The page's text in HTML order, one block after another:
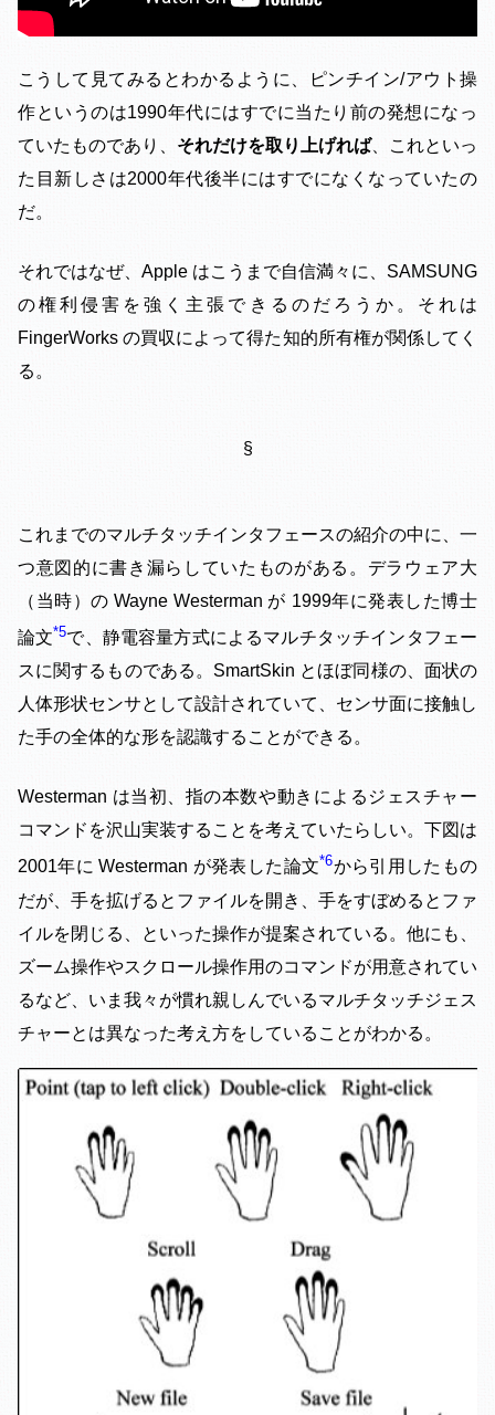
こうして見てみるとわかるように、ピンチイン/アウト操
作というのは1990年代にはすでに当たり前の発想になっ
ていたものであり、 それだけを取り上げれば、これといっ
た目新しさは2000年代後半にはすでになくなっていたの
だ。
それではなぜ、Apple はこうまで自信満々に、SAMSUNG
の権利侵害を強く主張できるのだろうか。それは
FingerWorks の買収によって得た知的所有権が関係してく
る。
§
これまでのマルチタッチインタフェースの紹介の中に、一
つ意図的に書き漏らしていたものがある。デラウェア大
（当時）の Wayne Westerman が 1999年に発表した博士
論文 5で、静電容量方式によるマルチタッチインタフェー
スに関するものである。SmartSkin とほぼ同様の、面状の
人体形状センサとして設計されていて、センサ面に接触し
た手の全体的な形を認識することができる。
Westerman は当初、指の本数や動きによるジェスチャー
コマンドを沢山実装することを考えていたらしい。下図は
2001年に Westerman が発表した論文 6から引用したもの
だが、手を拡げるとファイルを開き、手をすぼめるとファ
イルを閉じる、といった操作が提案されている。他にも、
ズーム操作やスクロール操作用のコマンドが用意されてい
るなど、いま我々が慣れ親しんでいるマルチタッチジェス
チャーとは異なった考え方をしていることがわかる。